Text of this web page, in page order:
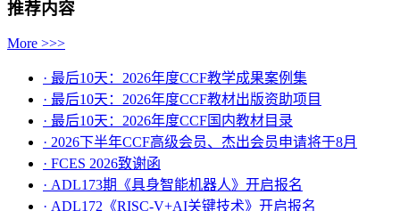
推荐内容
More >>>
· 最后10天：2026年度CCF教学成果案例集
· 最后10天：2026年度CCF教材出版资助项目
· 最后10天：2026年度CCF国内教材目录
· 2026下半年CCF高级会员、杰出会员申请将于8月
· FCES 2026致谢函
· ADL173期《具身智能机器人》开启报名
· ADL172《RISC-V+AI关键技术》开启报名